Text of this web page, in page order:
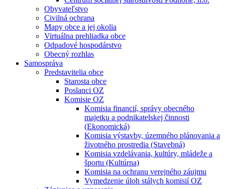
Obyvateľstvo
Civilná ochrana
Mapy obce a jej okolia
Virtuálna prehliadka obce
Odpadové hospodárstvo
Obecný rozhlas
Samospráva
Predstavitelia obce
Starosta obce
Poslanci OZ
Komisie OZ
Komisia financií, správy obecného
majetku a podnikatelskej činnosti
(Ekonomická)
Komisia výstavby, územného plánovania a
životného prostredia (Stavebná)
Komisia vzdelávania, kultúry, mládeže a
športu (Kultúrna)
Komisia na ochranu verejného záujmu
Vymedzenie úloh stálych komisií OZ